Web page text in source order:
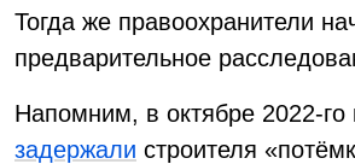
Тогда же правоохранители
предварительное
Напомним, в октябре 2022-го
задержали строителя